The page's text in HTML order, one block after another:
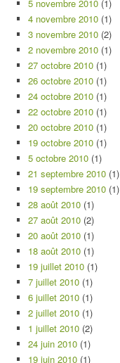
5 novembre 2010 (1)
4 novembre 2010 (1)
3 novembre 2010 (2)
2 novembre 2010 (1)
27 octobre 2010 (1)
26 octobre 2010 (1)
24 octobre 2010 (1)
22 octobre 2010 (1)
20 octobre 2010 (1)
19 octobre 2010 (1)
5 octobre 2010 (1)
21 septembre 2010 (1)
19 septembre 2010 (1)
28 août 2010 (1)
27 août 2010 (2)
20 août 2010 (1)
18 août 2010 (1)
19 juillet 2010 (1)
7 juillet 2010 (1)
6 juillet 2010 (1)
2 juillet 2010 (1)
1 juillet 2010 (2)
24 juin 2010 (1)
19 juin 2010 (1)